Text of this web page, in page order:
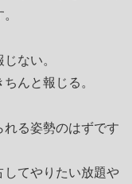
ない。
んと報じる。
る姿勢のはずです
してやりたい放題や